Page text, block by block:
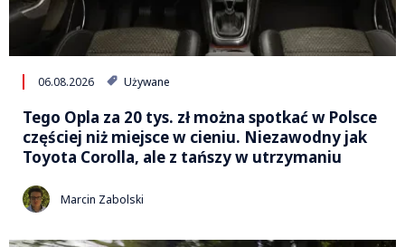
06.08.2026 Używane
Tego Opla za 20 tys. zł można spotkać w Polsce
częściej niż miejsce w cieniu. Niezawodny jak
Toyota Corolla, ale z tańszy w utrzymaniu
Marcin Zabolski